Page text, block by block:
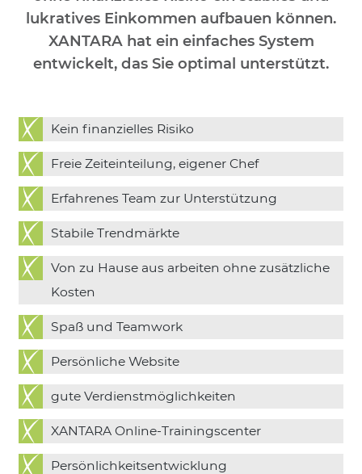
lukratives Einkommen aufbauen können.
XANTARA hat ein einfaches System
entwickelt, das Sie optimal unterstützt.
Kein ﬁnanzielles Risiko
Freie Zeiteinteilung, eigener Chef
Erfahrenes Team zur Unterstützung
Stabile Trendmärkte
Von zu Hause aus arbeiten ohne zusätzliche
Kosten
Spaß und Teamwork
Persönliche Website
gute Verdienstmöglichkeiten
XANTARA Online-Trainingscenter
Persönlichkeitsentwicklung